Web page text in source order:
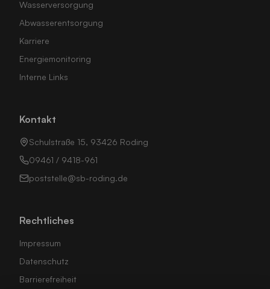
Wasserversorgung
Abwasserentsorgung
Karriere
Energiemonitoring
Interne Links
Kontakt
Schulstraße 15, 93426 Roding
09461 / 9418-961
poststelle@sb-roding.de
Rechtliches
Impressum
Datenschutz
Barrierefreiheit